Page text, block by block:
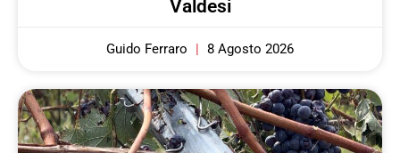
Valdesi
Guido Ferraro 8 Agosto 2026